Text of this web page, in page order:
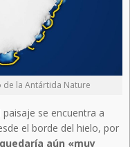
la Antártida Nature
se encuentra a
el borde del hielo, por
quedaría aún «muy